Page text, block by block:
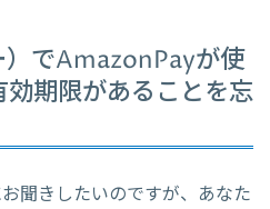
）でAmazonPayが使
期限があることを忘
聞きしたいのですが、あなた